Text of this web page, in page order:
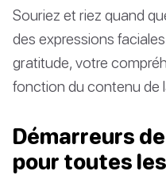
Souriez et riez quand
des expressions
gratitude, votre
fonction du contenu de
Démarreurs
pour toutes